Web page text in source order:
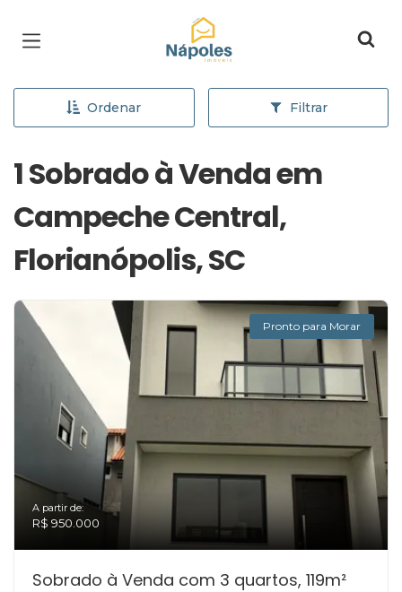
Página inicial
Ordenar Filtrar
1 Sobrado à Venda em
Campeche Central,
Florianópolis, SC
Pronto para Morar
A partir de:
R$ 950.000
Sobrado à Venda com 3 quartos, 119m²